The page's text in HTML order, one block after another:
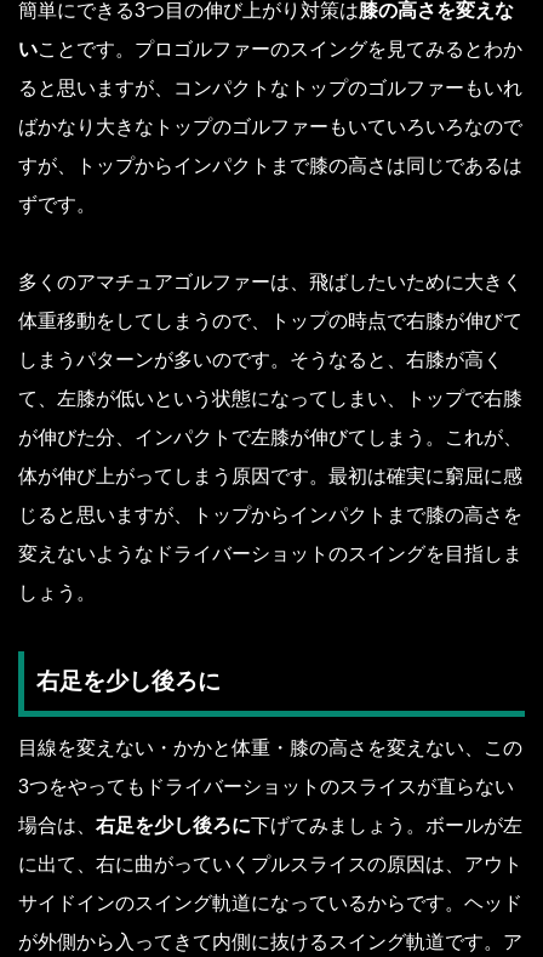
簡単にできる3つ目の伸び上がり対策は膝の高さを変えな
いことです。プロゴルファーのスイングを見てみるとわか
ると思いますが、コンパクトなトップのゴルファーもいれ
ばかなり大きなトップのゴルファーもいていろいろなので
すが、トップからインパクトまで膝の高さは同じであるは
ずです。
多くのアマチュアゴルファーは、飛ばしたいために大きく
体重移動をしてしまうので、トップの時点で右膝が伸びて
しまうパターンが多いのです。そうなると、右膝が高く
て、左膝が低いという状態になってしまい、トップで右膝
が伸びた分、インパクトで左膝が伸びてしまう。これが、
体が伸び上がってしまう原因です。最初は確実に窮屈に感
じると思いますが、トップからインパクトまで膝の高さを
変えないようなドライバーショットのスイングを目指しま
しょう。
右足を少し後ろに
目線を変えない・かかと体重・膝の高さを変えない、この
3つをやってもドライバーショットのスライスが直らない
場合は、 右足を少し後ろに下げてみましょう。ボールが左
に出て、右に曲がっていくプルスライスの原因は、アウト
サイドインのスイング軌道になっているからです。ヘッド
が外側から入ってきて内側に抜けるスイング軌道です。ア